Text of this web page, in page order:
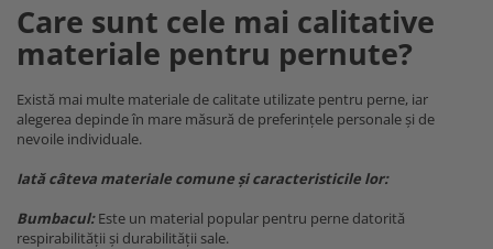
Care sunt cele mai calitative
materiale pentru pernute?
Există mai multe materiale de calitate utilizate pentru perne, iar
alegerea depinde în mare măsură de preferințele personale și de
nevoile individuale.
Iată câteva materiale comune și caracteristicile lor:
Bumbacul:Este un material popular pentru perne datorită
respirabilității și durabilității sale.